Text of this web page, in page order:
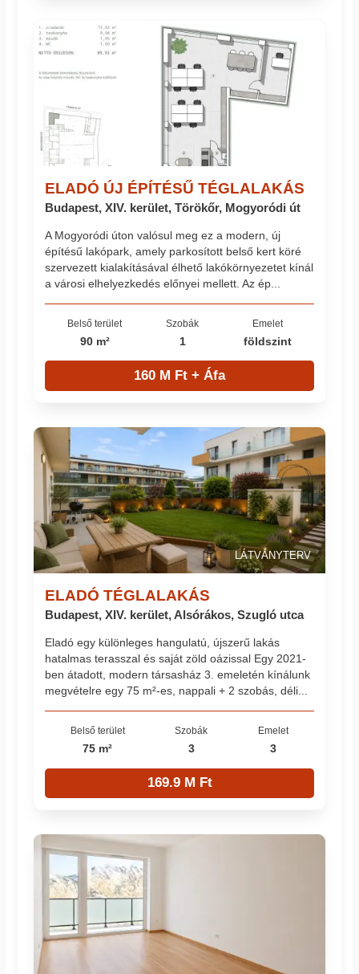
ELADÓ ÚJ ÉPÍTÉSŰ TÉGLALAKÁS
Budapest, XIV. kerület, Törökőr, Mogyoródi út
A Mogyoródi úton valósul meg ez a modern, új
építésű lakópark, amely parkosított belső kert köré
szervezett kialakításával élhető lakókörnyezetet kínál
a városi elhelyezkedés előnyei mellett. Az ép...
Belső terület
90 m²
Szobák
1
Emelet
földszint
160 M Ft + Áfa
LÁTVÁNYTERV
ELADÓ TÉGLALAKÁS
Budapest, XIV. kerület, Alsórákos, Szugló utca
Eladó egy különleges hangulatú, újszerű lakás
hatalmas terasszal és saját zöld oázissal Egy 2021-
ben átadott, modern társasház 3. emeletén kínálunk
megvételre egy 75 m²-es, nappali + 2 szobás, déli...
Belső terület
75 m²
Szobák
3
Emelet
3
169.9 M Ft